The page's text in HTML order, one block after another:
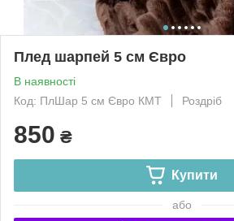
Плед шарпей 5 см Євро
В наявності
Код: ПлШар 5 см Євро КМТ
Роздріб
850 ₴
Купити
або